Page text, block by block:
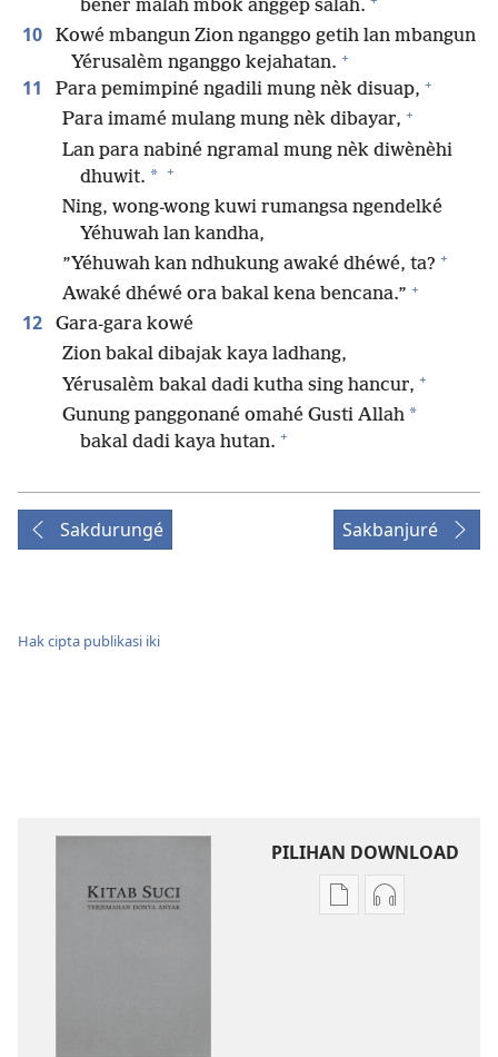
bener malah mbok anggep salah.
10
Kowé mbangun Zion nganggo getih lan mbangun
Yérusalèm nganggo kejahatan. +
11 Para pemimpiné ngadili mung nèk disuap, +
Para imamé mulang mung nèk dibayar, +
Lan para nabiné ngramal mung nèk diwènèhi
dhuwit. * +
Ning, wong-wong kuwi rumangsa ngendelké
Yéhuwah lan kandha,
”Yéhuwah kan ndhukung awaké dhéwé, ta? +
Awaké dhéwé ora bakal kena bencana.” +
12
Gara-gara kowé
Zion bakal dibajak kaya ladhang,
Yérusalèm bakal dadi kutha sing hancur, +
Gunung panggonané omahé Gusti Allah *
bakal dadi kaya hutan. +
Sakdurungé Sakbanjuré
Hak cipta publikasi iki
PILIHAN DOWNLOAD
PilihanPilihan